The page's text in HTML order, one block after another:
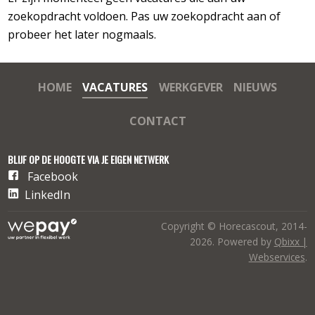
zoekopdracht voldoen. Pas uw zoekopdracht aan of
probeer het later nogmaals.
HOME VACATURES WERKGEVER NIEUWS
CONTACT
BLIJF OP DE HOOGTE VIA JE EIGEN NETWERK
Facebook
LinkedIn
Copyright © Horecascout, 2014-
2026. Powered by Qbixx |
Webservices.